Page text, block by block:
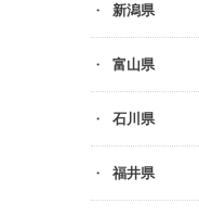
新潟県
富山県
石川県
福井県